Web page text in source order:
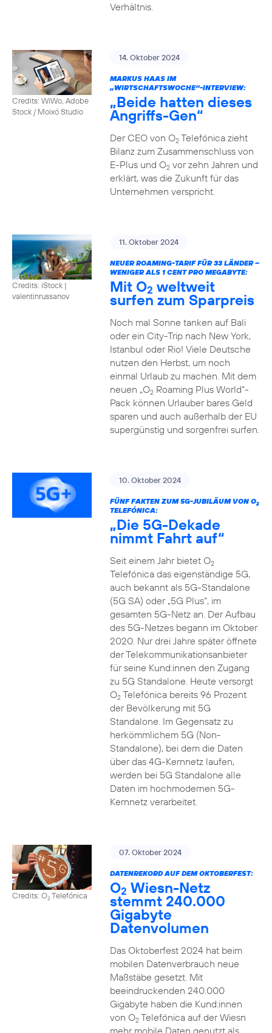
Verhältnis.
Credits: WiWo, Adobe
Stock / Moixó Studio
14. Oktober 2024
MARKUS HAAS IM
„WIRTSCHAFTSWOCHE“-INTERVIEW:
„Beide hatten dieses
Angriffs-Gen“
Der CEO von O2Telefónica zieht
Bilanz zum Zusammenschluss von
E-Plus und O2vor zehn Jahren und
erklärt, was die Zukunft für das
Unternehmen verspricht.
Credits: iStock |
valentinrussanov
11. Oktober 2024
NEUER ROAMING-TARIF FÜR 33 LÄNDER –
WENIGER ALS 1 CENT PRO MEGABYTE:
Mit O2 weltweit
surfen zum Sparpreis
Noch mal Sonne tanken auf Bali
oder ein City-Trip nach New York,
Istanbul oder Rio! Viele Deutsche
nutzen den Herbst, um noch
einmal Urlaub zu machen. Mit dem
neuen „O2Roaming Plus World“-
Pack können Urlauber bares Geld
sparen und auch außerhalb der EU
supergünstig und sorgenfrei surfen.
10. Oktober 2024
FÜNF FAKTEN ZUM 5G-JUBILÄUM VON O2
TELEFÓNICA:
„Die 5G-Dekade
nimmt Fahrt auf“
Seit einem Jahr bietet O2
Telefónica das eigenständige 5G,
auch bekannt als 5G-Standalone
(5G SA) oder „5G Plus“, im
gesamten 5G-Netz an. Der Aufbau
des 5G-Netzes begann im Oktober
2020. Nur drei Jahre später öffnete
der Telekommunikationsanbieter
für seine Kund:innen den Zugang
zu 5G Standalone. Heute versorgt
O2Telefónica bereits 96 Prozent
der Bevölkerung mit 5G
Standalone. Im Gegensatz zu
herkömmlichem 5G (Non-
Standalone), bei dem die Daten
über das 4G-Kernnetz laufen,
werden bei 5G Standalone alle
Daten im hochmodernen 5G-
Kernnetz verarbeitet.
Credits: O2Telefónica
07. Oktober 2024
DATENREKORD AUF DEM OKTOBERFEST:
O2 Wiesn-Netz
stemmt 240.000
Gigabyte
Datenvolumen
Das Oktoberfest 2024 hat beim
mobilen Datenverbrauch neue
Maßstäbe gesetzt. Mit
beeindruckenden 240.000
Gigabyte haben die Kund:innen
von O2Telefónica auf der Wiesn
mehr mobile Daten genutzt als